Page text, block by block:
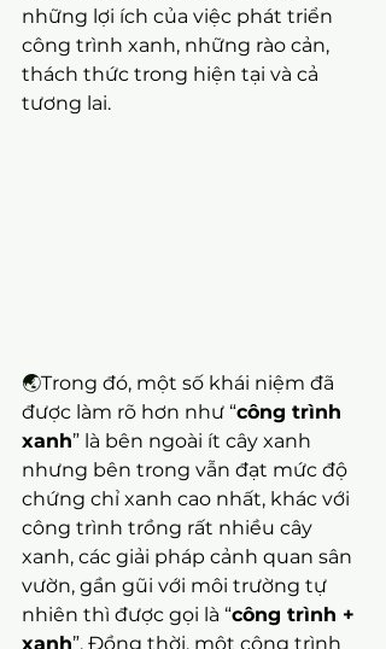
những lợi ích của việc phát triển
công trình xanh, những rào cản,
thách thức trong hiện tại và cả
tương lai.
🌏Trong đó, một số khái niệm đã
được làm rõ hơn như “công trình
xanh” là bên ngoài ít cây xanh
nhưng bên trong vẫn đạt mức độ
chứng chỉ xanh cao nhất, khác với
công trình trồng rất nhiều cây
xanh, các giải pháp cảnh quan sân
vườn, gần gũi với môi trường tự
nhiên thì được gọi là “công trình +
xanh”. Đồng thời, một công trình